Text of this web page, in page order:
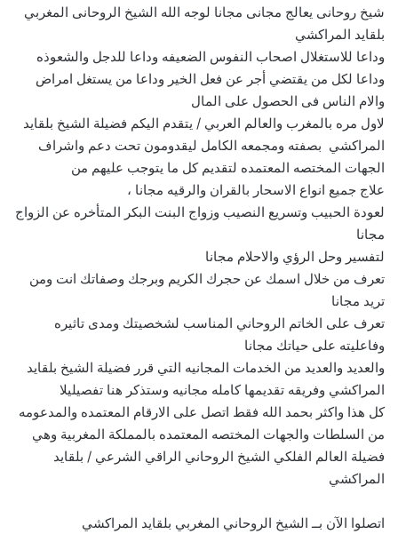
شيخ روحانى يعالج مجانى مجانا لوجه الله الشيخ الروحانى المغربي
بلقايد المراكشي
وداعا للاستغلال اصحاب النفوس الضعيفه وداعا للدجل والشعوذه
وداعا لكل من يقتضي أجر عن فعل الخير وداعا من يستغل امراض
والام الناس فى الحصول على المال
لاول مره بالمغرب والعالم العربي / يتقدم اليكم فضيلة الشيخ بلقايد
المراكشي بصفته ومجمعه الكامل ليقدومون تحت دعم واشراف
الجهات المختصه المعتمده لتقديم كل ما يتوجب عليهم من
علاج جميع انواع الاسحار بالقران والرقيه مجانا ،
لعودة الحبيب وتسريع النصيب وزواج البنت البكر المتأخره عن الزواج
مجانا
لتفسير وحل الرؤي والاحلام مجانا
تعرف من خلال اسمك عن حجرك الكريم وبرجك وصفاتك انت ومن
تريد مجانا
تعرف على الخاتم الروحاني المناسب لشخصيتك ومدى تاثيره
وفاعليته على حياتك مجانا
والعديد والعديد من الخدمات المجانيه التي قرر فضيلة الشيخ بلقايد
المراكشي وفريقه تقديمها كامله مجانيه وستذكر هنا تفصيليلا
كل هذا واكثر بحمد الله فقط اتصل على الارقام المعتمده والمدعومه
من السلطات والجهات المختصه المعتمده بالمملكة المغربية وهي
فضيلة العالم الفلكي الشيخ الروحاني الراقي الشرعي / بلقايد
المراكشي
اتصلوا الآن بــ الشيخ الروحاني المغربي بلقايد المراكشي